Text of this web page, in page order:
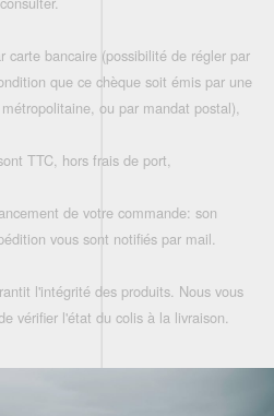
carte bancaire (possibilité de régler par
que ce chèque soit émis par une
ou par mandat postal),
TTC, hors frais de port,
de votre commande: son
vous sont notifiés par mail.
l'intégrité des produits. Nous vous
vérifier l'état du colis à la livraison.